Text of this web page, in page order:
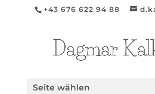
+43 676 622 94 88
Seite wählen